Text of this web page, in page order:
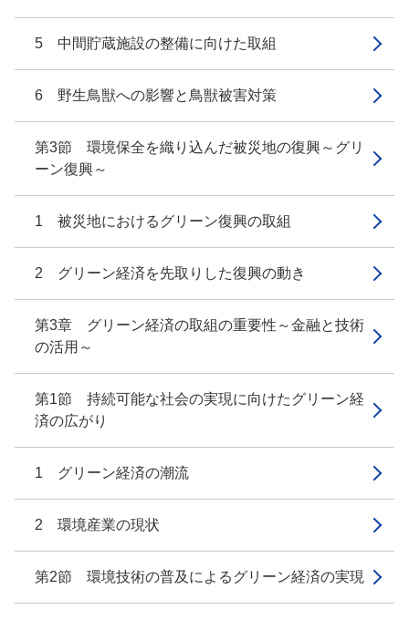
5 中間貯蔵施設の整備に向けた取組
6 野生鳥獣への影響と鳥獣被害対策
第3節 環境保全を織り込んだ被災地の復興～グリ
ーン復興～
1 被災地におけるグリーン復興の取組
2 グリーン経済を先取りした復興の動き
第3章 グリーン経済の取組の重要性～金融と技術
の活用～
第1節 持続可能な社会の実現に向けたグリーン経
済の広がり
1 グリーン経済の潮流
2 環境産業の現状
第2節 環境技術の普及によるグリーン経済の実現